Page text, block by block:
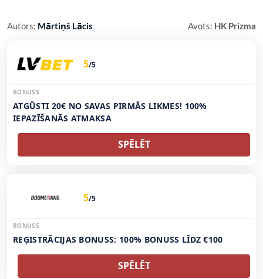
Autors: Mārtiņš Lācis Avots: HK Prizma
5/5
BONUSS
ATGŪSTI 20€ NO SAVAS PIRMĀS LIKMES! 100%
IEPAZĪŠANĀS ATMAKSA
SPĒLĒT
5/5
BONUSS
REĢISTRĀCIJAS BONUSS: 100% BONUSS LĪDZ €100
SPĒLĒT